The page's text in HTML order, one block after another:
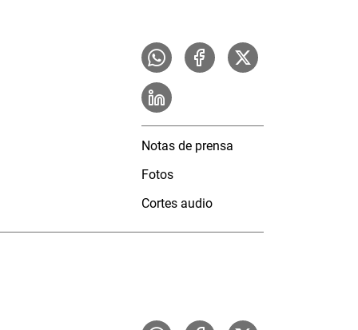
Notas de prensa
Fotos
Cortes audio